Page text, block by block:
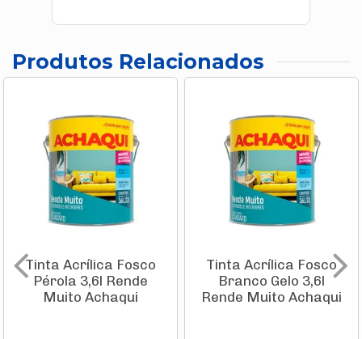
Produtos Relacionados
Tinta Acrílica Fosco
Pérola 3,6l Rende
Muito Achaqui
Tinta Acrílica Fosco
Branco Gelo 3,6l
Rende Muito Achaqui